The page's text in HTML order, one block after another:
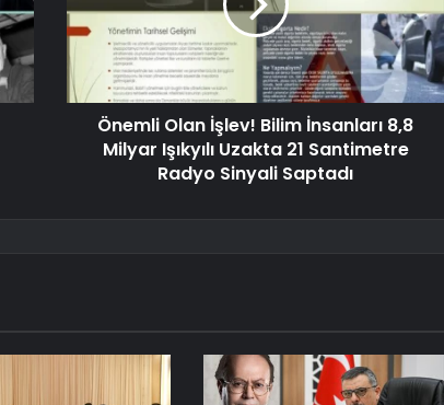
Önemli Olan İşlev! Bilim İnsanları 8,8
Milyar Işıkyılı Uzakta 21 Santimetre
Radyo Sinyali Saptadı